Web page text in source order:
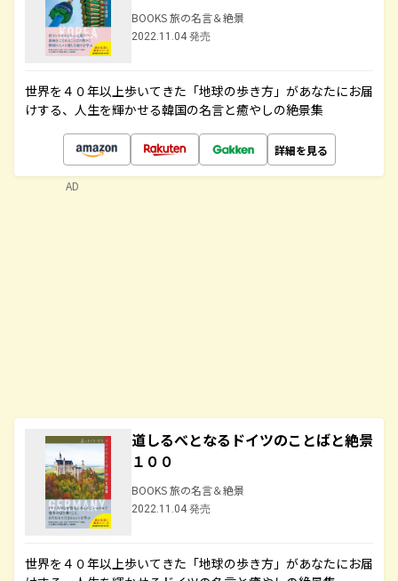
BOOKS 旅の名言＆絶景
2022.11.04 発売
世界を４０年以上歩いてきた「地球の歩き方」があなたにお届
けする、人生を輝かせる韓国の名言と癒やしの絶景集
詳細を見る
道しるべとなるドイツのことばと絶景
１００
BOOKS 旅の名言＆絶景
2022.11.04 発売
世界を４０年以上歩いてきた「地球の歩き方」があなたにお届
AD